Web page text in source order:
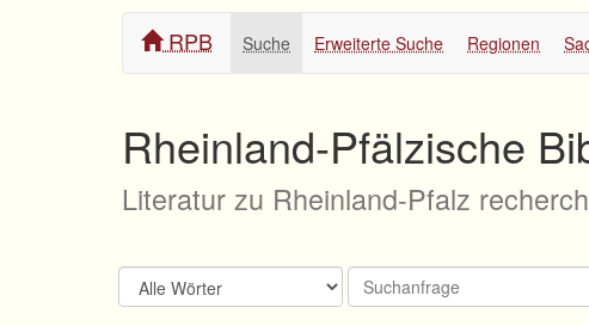
RPB Suche Erweiterte Suche Regionen
Rheinland-Pfälzische
Literatur zu Rheinland-Pfalz